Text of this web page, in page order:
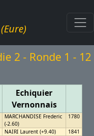
2 - Ronde 1 - 12
Echiquier
Vernonnais
MARCHANDISE Frederic
(-2.60)
1780
NAIRI Laurent (+9.40)
1841